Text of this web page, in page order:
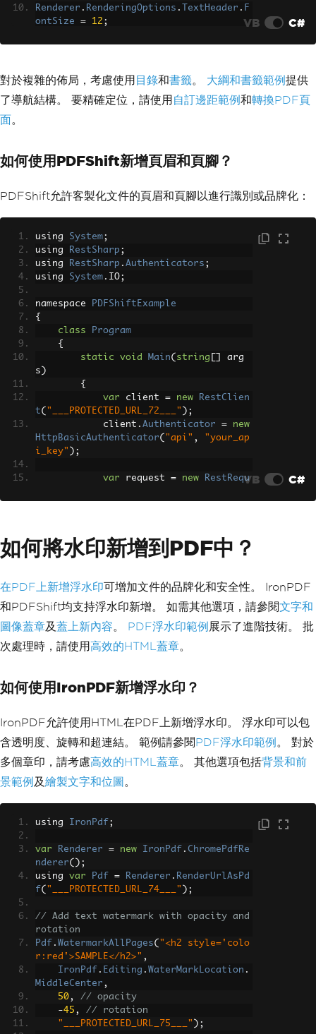
Renderer . RenderingOptions . TextHeader . F
ontSize
= 12 ;
new
IronPdf. HtmlHeaderFooter
{
HtmlFragment
=
"<div style='text-a
DrawDividerLine
=
true
};
// Apply custom margins
Renderer.RenderingOptions
=
40;
var pdf = Renderer
pdf.SaveAs ("headers-footers.pdf"
VB C#
對於複雜的佈局，考慮使用 目錄和書籤。 大綱和書籤範例提供
了導航結構。 要精確定位，請使用 自訂邊距範例和轉換PDF頁
面。
如何使用PDFShift新增頁眉和頁腳？
PDFShift允許客製化文件的頁眉和頁腳以進行識別或品牌化：
using System;
using
RestSharp ;
using
RestSharp . Authenticators ;
using System . IO;
namespace
PDFShiftExample
{
class
Program
{
static
void Main( string
arg
s )
{
var client = new
RestClien
t( "___PROTECTED_URL_72___" );
            client
. Authenticator =
new
HttpBasicAuthenticator( "api" ,
"your_ap
i_key" );
var request = new
RestRequ
                source
"___PROTECTED
_URL_73___",
                    source
=
"<div sty
le=\"font-size: 12px\">Page {{page}} o
f {{total}}</div>",
                    spacing
=
"50px"
                header
= new
pany Name</div>",
                    spacing
=
};
var response = client.Exec
if
(!
{
File. WriteAllBytes
}
}
}
VB C#
如何將水印新增到PDF中？
在PDF上新增浮水印可增加文件的品牌化和安全性。 IronPDF
和PDFShift均支持浮水印新增。 如需其他選項，請參閱文字和
圖像蓋章及蓋上新內容。 PDF浮水印範例 展示了進階技術。 批
次處理時，請使用高效的HTML蓋章。
如何使用IronPDF新增浮水印？
IronPDF允許使用HTML在PDF上新增浮水印。 浮水印可以包
含透明度、旋轉和超連結。 範例請參閱PDF浮水印範例 。 對於
多個章印，請考慮高效的HTML蓋章。 其他選項包括背景和前
景範例 及繪製文字和位圖 。
using IronPdf ;
var Renderer = new IronPdf . ChromePdfRe
nderer();
using var Pdf = Renderer . RenderUrlAsPd
f( "___PROTECTED_URL_74___" );
// Add text watermark with opacity and
rotation
Pdf . WatermarkAllPages( "<h2 style='colo
r:red'>SAMPLE</h2>" ,
IronPdf . Editing . WaterMarkLocation .
MiddleCenter ,
50,
// opacity
-45 ,
// rotation
"___PROTECTED_URL_75___" );